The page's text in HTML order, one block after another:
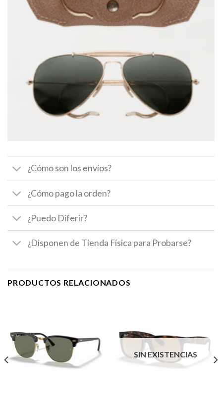
¿Cómo son los envíos?
¿Cómo pago la orden?
¿Puedo Diferir?
¿Disponen de Tienda Física para Probarse?
PRODUCTOS RELACIONADOS
SIN EXISTENCIAS